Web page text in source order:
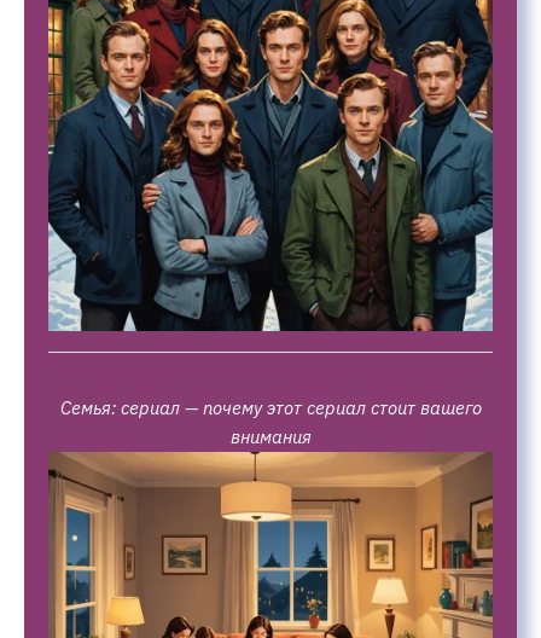
Семья: сериал — почему этот сериал стоит вашего
внимания